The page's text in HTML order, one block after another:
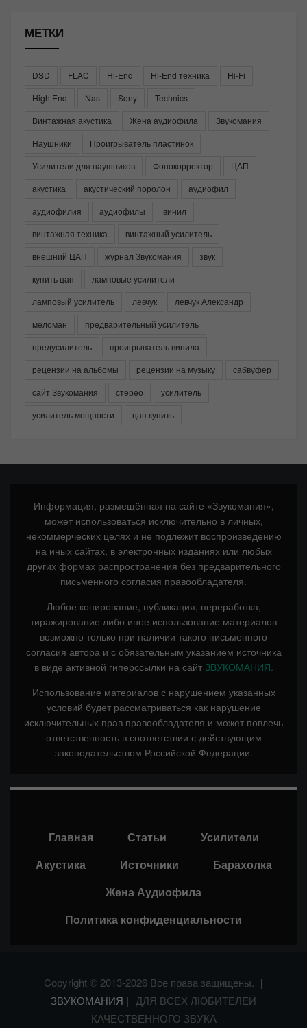
МЕТКИ
DSD FLAC Hi-End Hi-End техника
Hi-Fi
High End
Nas Sony
Technics
Винтажная акустика
Жена аудиофила
Звукомания
Наушники
Проигрыватель пластинок
Усилители для наушников
Фонокорректор
ЦАП
акустика
акустический поролон
аудиофил
аудиофилия
аудиофилы
винил
винтажная техника
винтажный усилитель
внешний ЦАП
журнал Звукомания
звук
купить цап
ламповые усилители
ламповый усилитель
левчук
левчук Александр
меломан
предварительный усилитель
предусилитель
проигрыватель винила
рецензии на альбомы
рецензии на музыку
сабвуфер
сайт Звукомания
стерео
усилитель
усилитель мощности
цап купить
Информация, размещённая на сайте «Звукомания»,
может использоваться исключительно в личных,
некоммерческих целях и не подлежит воспроизведению
на иных сайтах, в электронных изданиях или любых
других формах распространения без предварительного
письменного согласия правообладателя.
Любое копирование, публикация, переработка,
тиражирование либо иное использование материалов
возможно только при наличии такого письменного
согласия автора и с обязательным указанием источника
в виде активной гиперссылки на сайт ЗВУКОМАНИЯ.
Использование материалов с нарушением указанных
условий будет рассматриваться как нарушение
исключительных прав правообладателя и может повлечь
ответственность в соответствии с действующим
законодательством Российской Федерации.
Главная Статьи
Усилители
Акустика
Источники
Барахолка
Жена Аудиофила
Политика конфиденциальности
Copyright © 2013-2026 Все права защищены. |
ЗВУКОМАНИЯ | ДЛЯ ВСЕХ ЛЮБИТЕЛЕЙ
КАЧЕСТВЕННОГО ЗВУКА